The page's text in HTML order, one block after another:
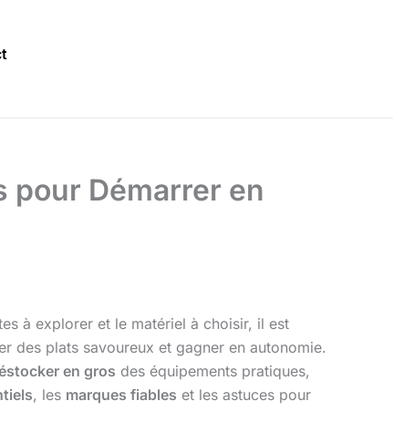
pour Démarrer en
à explorer et le matériel à choisir, il est
des plats savoureux et gagner en autonomie.
en gros des équipements pratiques,
, les marques fiables et les astuces pour